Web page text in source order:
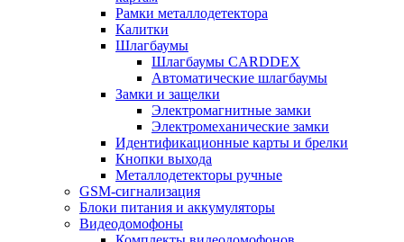
Рамки металлодетектора
Калитки
Шлагбаумы
Шлагбаумы CARDDEX
Автоматические шлагбаумы
Замки и защелки
Электромагнитные замки
Электромеханические замки
Идентификационные карты и брелки
Кнопки выхода
Металлодетекторы ручные
GSM-сигнализация
Блоки питания и аккумуляторы
Видеодомофоны